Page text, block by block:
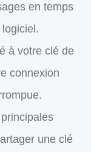
en temps
à votre clé de
connexion
une clé